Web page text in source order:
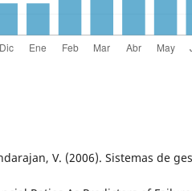
V. (2006). Sistemas de